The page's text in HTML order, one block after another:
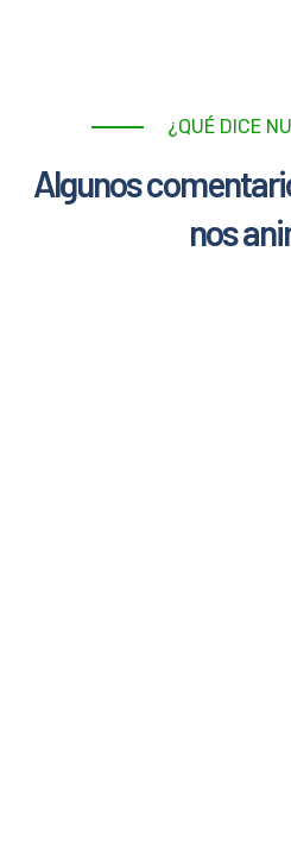
¿QUÉ DICE
Algunos
nos